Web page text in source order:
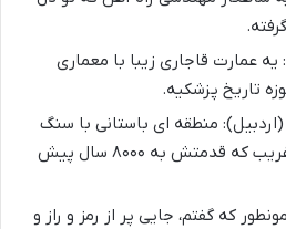
عمارت قاجاری زیبا با معماری
تاریخ پزشکیه.
منطقه ای باستانی با سنگ
افراشت های عجیب و غریب که قدمتش به ۸۰۰۰ سال پیش
که گفتم، جایی پر از رمز و راز و